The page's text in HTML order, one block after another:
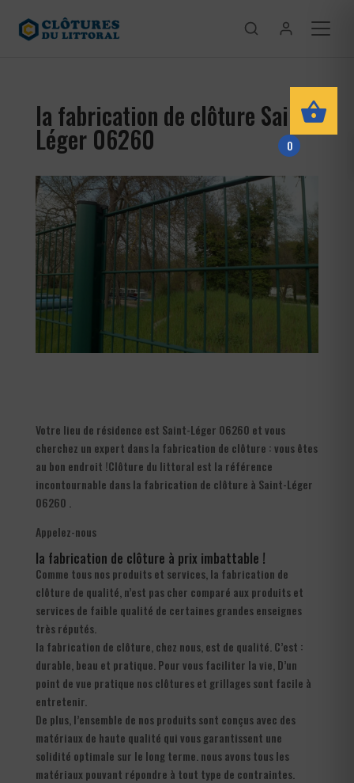
la fabrication de clôture Saint-
Léger 06260
Votre lieu de résidence est Saint-Léger 06260 et vous
cherchez un expert dans la fabrication de clôture : vous êtes
au bon endroit !Clôture du littoral est la référence
incontournable dans la fabrication de clôture à Saint-Léger
06260 .
Appelez-nous
la fabrication de clôture à prix imbattable !
Comme tous nos produits et services, la fabrication de
clôture de qualité, n’est pas cher comparé aux produits et
services de faible qualité de certaines grandes enseignes
très réputés.
la fabrication de clôture, chez nous, est de qualité. C’est :
durable, beau et pratique. Pour vous faciliter la vie, D’un
point de vue pratique nos clôtures et grillages sont facile à
entretenir.
De plus, l’ensemble de nos produits sont conçus avec des
matériaux de haute qualité qui vous garantissent une
solidité optimale sur le long terme. nous avons tous les
matériaux pouvant répondre à tout type de contraintes.
0